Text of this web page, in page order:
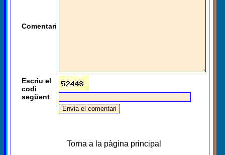
Comentari
Escriu el
codi
següent
Torna a la pàgina principal